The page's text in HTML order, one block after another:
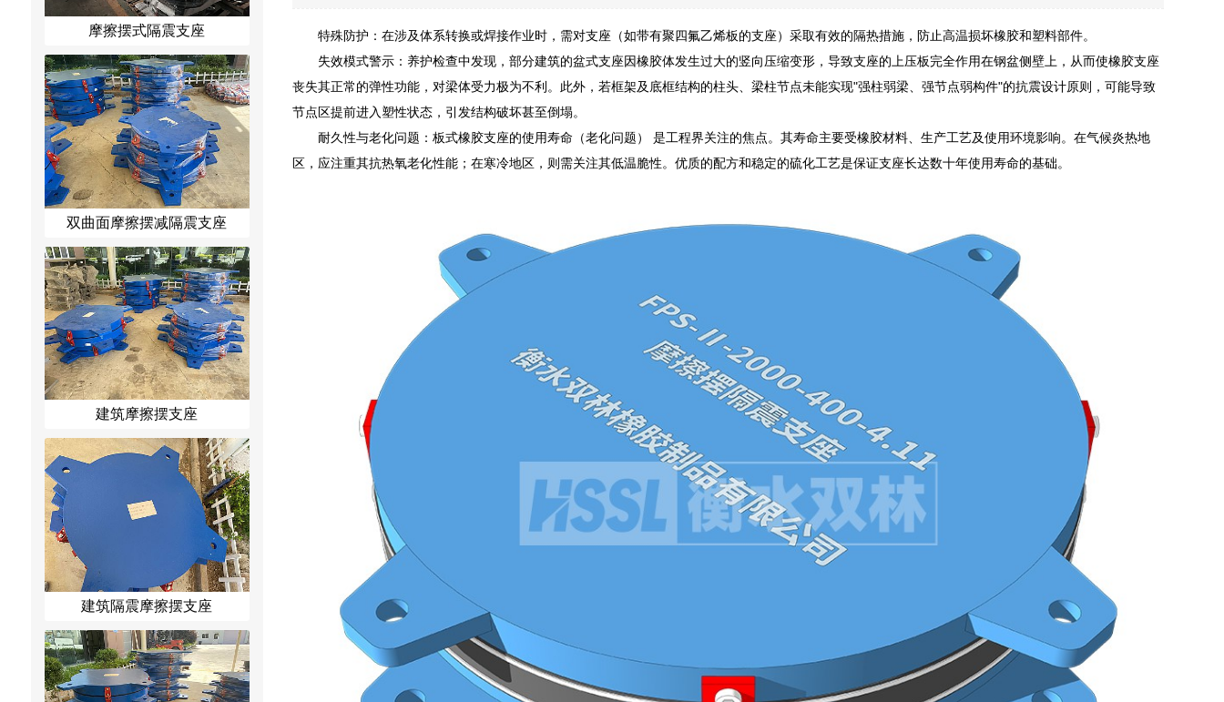
摩擦摆式隔震支座
双曲面摩擦摆减隔震支座
建筑摩擦摆支座
建筑隔震摩擦摆支座
特殊防护：在涉及体系转换或焊接作业时，需对支座（如带有聚四氟乙烯板的支座）采取有效的隔热措施，防止高温损坏橡胶和塑料部件。
失效模式警示：养护检查中发现，部分建筑的盆式支座因橡胶体发生过大的竖向压缩变形，导致支座的上压板完全作用在钢盆侧壁上，从而使橡胶支座
丧失其正常的弹性功能，对梁体受力极为不利。此外，若框架及底框结构的柱头、梁柱节点未能实现"强柱弱梁、强节点弱构件"的抗震设计原则，可能导致
节点区提前进入塑性状态，引发结构破坏甚至倒塌。
耐久性与老化问题：板式橡胶支座的使用寿命（老化问题） 是工程界关注的焦点。其寿命主要受橡胶材料、生产工艺及使用环境影响。在气候炎热地
区，应注重其抗热氧老化性能；在寒冷地区，则需关注其低温脆性。优质的配方和稳定的硫化工艺是保证支座长达数十年使用寿命的基础。